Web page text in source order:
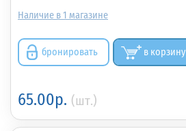
1
бронировать в корзину
65.00р. (шт.)